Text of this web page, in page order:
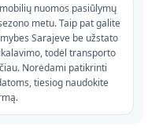
nuomos pasiūlymų
metu. Taip pat galite
Sarajeve be užstato
todėl transporto
Norėdami patikrinti
tiesiog naudokite